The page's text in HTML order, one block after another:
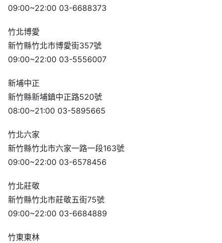
09:00~22:00 03-6688373
竹北博愛
新竹縣竹北市博愛街357號
09:00~22:00 03-5556007
新埔中正
新竹縣新埔鎮中正路520號
08:00~21:00 03-5895665
竹北六家
新竹縣竹北市六家一路一段163號
09:00~22:00 03-6578456
竹北莊敬
新竹縣竹北市莊敬五街75號
09:00~22:00 03-6684889
竹東東林